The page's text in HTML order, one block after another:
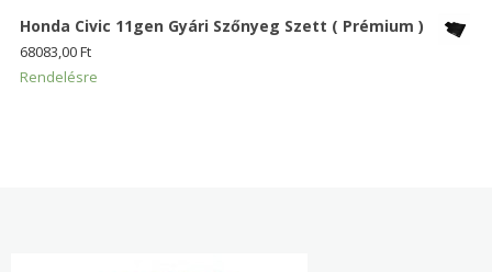
Honda Civic 11gen Gyári Szőnyeg Szett ( Prémium )
68083,00Ft
Rendelésre